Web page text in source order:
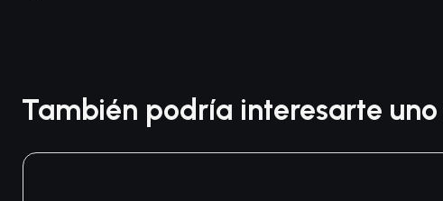
También podría interesarte uno